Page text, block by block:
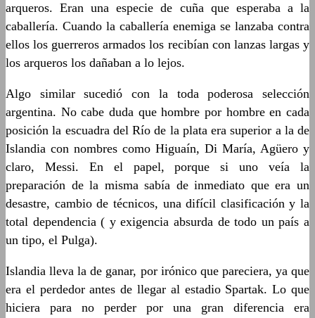
arqueros. Eran una especie de cuña que esperaba a la
caballería. Cuando la caballería enemiga se lanzaba contra
ellos los guerreros armados los recibían con lanzas largas y
los arqueros los dañaban a lo lejos.
Algo similar sucedió con la toda poderosa selección
argentina. No cabe duda que hombre por hombre en cada
posición la escuadra del Río de la plata era superior a la de
Islandia con nombres como Higuaín, Di María, Agüero y
claro, Messi. En el papel, porque si uno veía la
preparación de la misma sabía de inmediato que era un
desastre, cambio de técnicos, una difícil clasificación y la
total dependencia ( y exigencia absurda de todo un país a
un tipo, el Pulga).
Islandia lleva la de ganar, por irónico que pareciera, ya que
era el perdedor antes de llegar al estadio Spartak. Lo que
hiciera para no perder por una gran diferencia era